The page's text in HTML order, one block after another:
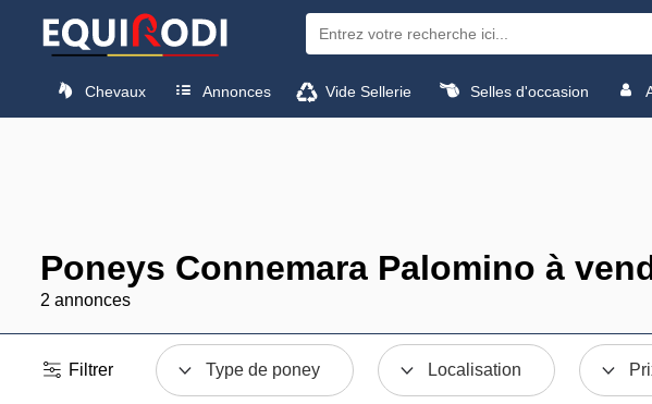
Chevaux Annonces Vide Sellerie Selles d'occasion
Poneys Connemara Palomino à
2 annonces
Filtrer Type de poney Localisation